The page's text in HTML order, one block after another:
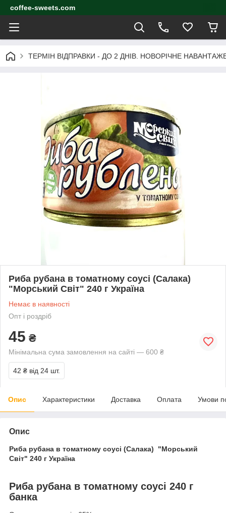
coffee-sweets.com
ТЕРМІН ВІДПРАВКИ - ДО 2 ДНІВ. НОВОРІЧНЕ
Риба рубана в томатному соусі (Салака)
"Морський Світ" 240 г Україна
Немає в наявності
Опт і роздріб
45 ₴
Мінімальна сума замовлення на сайті — 600 ₴
42 ₴ від 24 шт.
Опис Характеристики Доставка Оплата Умови
Опис
Риба рубана в томатному соусі (Салака) "Морський
Світ" 240 г Україна
Риба рубана в томатному соусі 240 г
банка